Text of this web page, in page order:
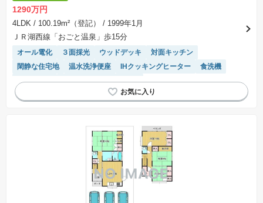
1290万円
4LDK / 100.19m²（登記）
/ 1999年1月
ＪＲ湖西線「おごと温泉」歩15分
オール電化 ３面採光 ウッドデッキ
対面キッチン
閑静な住宅地
温水洗浄便座 IHクッキングヒーター
食洗機
窓付き浴室
接面道路の幅が６m以上